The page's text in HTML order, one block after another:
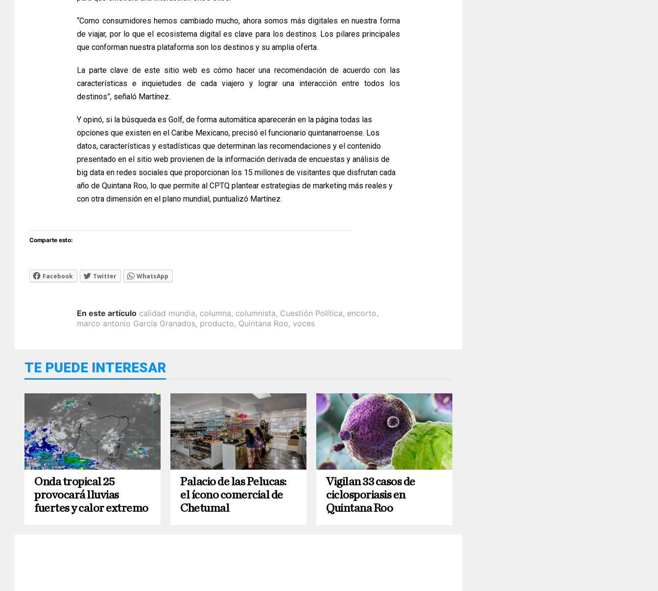
“Como consumidores hemos cambiado mucho, ahora somos más digitales en nuestra forma
de viajar, por lo que el ecosistema digital es clave para los destinos. Los pilares principales
que conforman nuestra plataforma son los destinos y su amplia oferta.
La parte clave de este sitio web es cómo hacer una recomendación de acuerdo con las
características e inquietudes de cada viajero y lograr una interacción entre todos los
destinos”, señaló Martínez.
Y opinó, si la búsqueda es Golf, de forma automática aparecerán en la página todas las
opciones que existen en el Caribe Mexicano, precisó el funcionario quintanarroense. Los
datos, características y estadísticas que determinan las recomendaciones y el contenido
presentado en el sitio web provienen de la información derivada de encuestas y análisis de
big data en redes sociales que proporcionan los 15 millones de visitantes que disfrutan cada
año de Quintana Roo, lo que permite al CPTQ plantear estrategias de marketing más reales y
con otra dimensión en el plano mundial, puntualizó Martínez.
Comparte esto:
Facebook Twitter WhatsApp
En este artículo calidad mundia, columna, columnista, Cuestión Política, encorto,
marco antonio García Granados, producto, Quintana Roo, voces
TE PUEDE INTERESAR
Onda tropical 25
provocará lluvias
fuertes y calor extremo
Palacio de las Pelucas:
el ícono comercial de
Chetumal
Vigilan 33 casos de
ciclosporiasis en
Quintana Roo